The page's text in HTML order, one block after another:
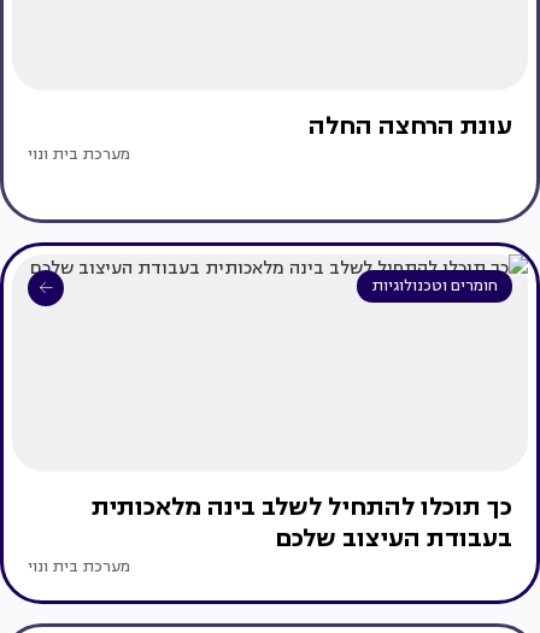
עונת הרחצה החלה
מערכת בית ונוי
חומרים וטכנולוגיות
כך תוכלו להתחיל לשלב בינה מלאכותית
בעבודת העיצוב שלכם
מערכת בית ונוי